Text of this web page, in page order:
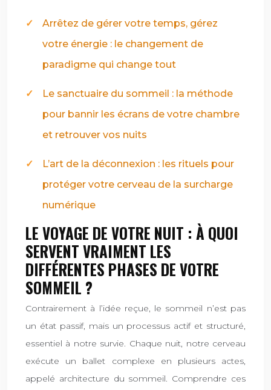
Arrêtez de gérer votre temps, gérez
votre énergie : le changement de
paradigme qui change tout
Le sanctuaire du sommeil : la méthode
pour bannir les écrans de votre chambre
et retrouver vos nuits
L’art de la déconnexion : les rituels pour
protéger votre cerveau de la surcharge
numérique
LE VOYAGE DE VOTRE NUIT : À QUOI
SERVENT VRAIMENT LES
DIFFÉRENTES PHASES DE VOTRE
SOMMEIL ?
Contrairement à l’idée reçue, le sommeil n’est pas
un état passif, mais un processus actif et structuré,
essentiel à notre survie. Chaque nuit, notre cerveau
exécute un ballet complexe en plusieurs actes,
appelé architecture du sommeil. Comprendre ces